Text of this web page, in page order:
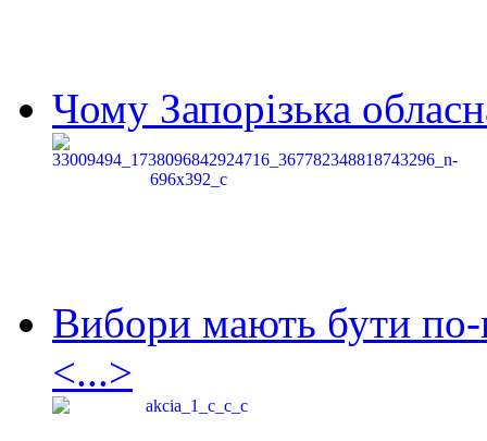
Чому Запорізька
Вибори мають бути по-
<...>